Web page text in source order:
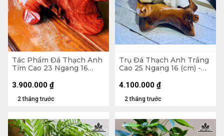
Tác Phẩm Đá Thạch Anh
Tím Cao 23 Ngang 16
2 tháng trước
3.900.000 ₫
Trụ Đá Thạch Anh Trắng
Cao 25 Ngang 16 (cm) -
6,2kg Cả Đế
2 tháng trước
4.100.000 ₫